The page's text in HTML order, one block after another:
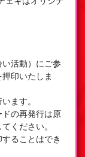
い活動）にご参
印いたしま
ます。
ドの再発行は原
ください。
ることはでき